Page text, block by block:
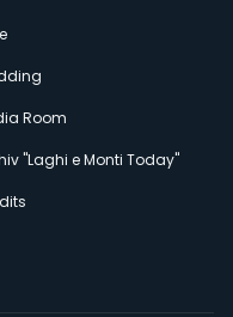
Room
"Laghi e Monti Today"